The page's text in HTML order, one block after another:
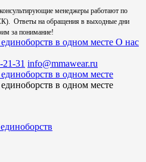
менеджеры работают по
Ответы на обращения в выходные дни
за понимание!
О нас
31 info@mmawear.ru